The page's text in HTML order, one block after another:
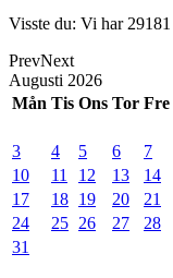
Visste du: Vi har 29181
PrevNext
Augusti 2026
Mån Tis Ons Tor Fre
3
4 5 6 7
10
11 12 13 14
17
18 19 20 21
24
25 26 27 28
31